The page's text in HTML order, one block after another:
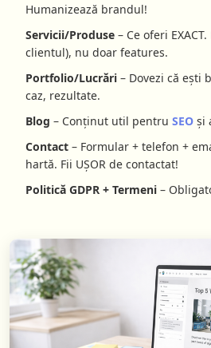
Humanizează brandul!
Servicii/Produse – Ce oferi
clientul), nu doar features.
Portfolio/Lucrări – Dovezi că ești
caz, rezultate.
Blog – Conținut util pentru SEO și
Contact – Formular + telefon +
hartă. Fii UȘOR de contactat!
Politică GDPR + Termeni –